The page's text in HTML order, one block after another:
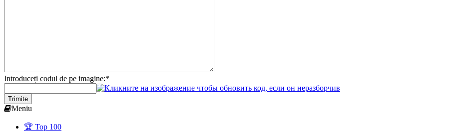
Introduceți codul de pe imagine:*
Trimite
Meniu
🏆 Top 100